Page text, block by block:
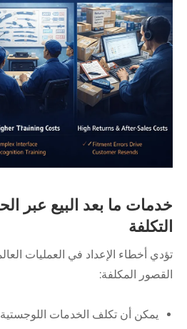
خدمات ما بعد البيع عبر
التكلفة
تؤدي أخطاء الإعداد في العمليات
القصور المكلفة:
يمكن أن تكلف الخدمات اللوجستية